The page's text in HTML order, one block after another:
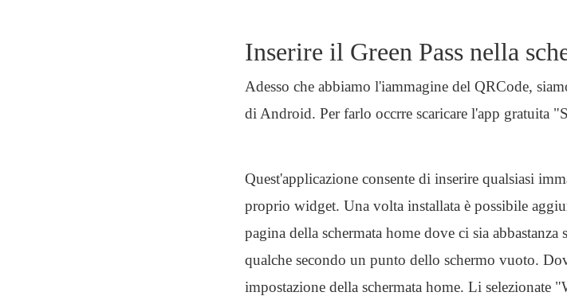
Inserire il Green Pass nella
Adesso che abbiamo l'iammagine del QRCode,
di Android. Per farlo occrre scaricare l'app gratuita
Quest'applicazione consente di inserire qualsiasi
proprio widget. Una volta installata è possibile
pagina della schermata home dove ci sia
qualche secondo un punto dello schermo vuoto.
impostazione della schermata home. Li selezionate